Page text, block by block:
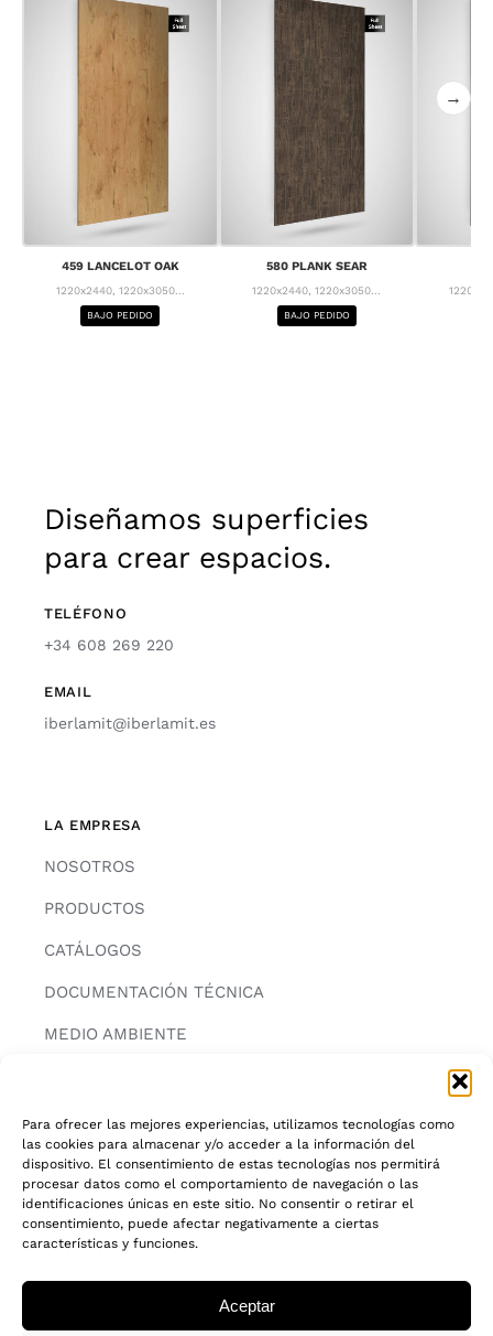
Para ofrecer las mejores experiencias, utilizamos tecnologías como
las cookies para almacenar y/o acceder a la información del
dispositivo. El consentimiento de estas tecnologías nos permitirá
procesar datos como el comportamiento de navegación o las
identificaciones únicas en este sitio. No consentir o retirar el
consentimiento, puede afectar negativamente a ciertas
características y funciones.
Aceptar
459 LANCELOT OAK
1220x2440, 1220x3050...
BAJO PEDIDO
580 PLANK SEAR
1220x2440, 1220x3050...
BAJO PEDIDO
→
Diseñamos superficies
para crear espacios.
TELÉFONO
+34 608 269 220
EMAIL
iberlamit@iberlamit.es
LA EMPRESA
NOSOTROS
PRODUCTOS
CATÁLOGOS
DOCUMENTACIÓN TÉCNICA
MEDIO AMBIENTE
INFORMACIÓN
AVISO LEGAL
POLITICA DE PRIVACIDAD
CADENA DE CUSTODIA FSC®